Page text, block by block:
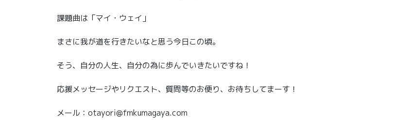
課題曲は「マイ・ウェイ」
まさに我が道を行きたいなと思う今日この頃。
そう、自分の人生、自分の為に歩んでいきたいですね！
応援メッセージやリクエスト、質問等のお便り、お待ちしてまーす！
メール：otayori@fmkumagaya.com